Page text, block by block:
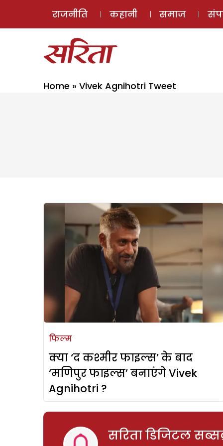
राजनीति कहानी समाज
Home » Vivek Agnihotri Tweet
फिल्म
क्या ‘द कश्मीर फाइल्स’ के बाद
‘मणिपुर फाइल्स’ बनाएंगे Vivek
Agnihotri ?
सरिता डिजिटल